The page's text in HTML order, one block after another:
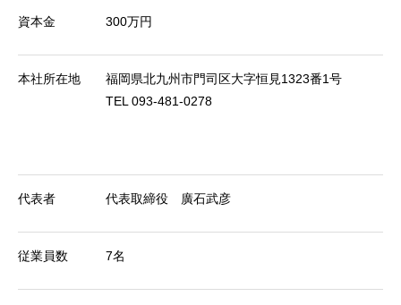
資本金 300万円
本社所在地
福岡県北九州市門司区大字恒見1323番1号
TEL 093-481-0278
代表者 代表取締役 廣石武彦
従業員数 7名